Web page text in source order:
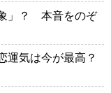
」？ 本音をのぞ
気は今が最高？